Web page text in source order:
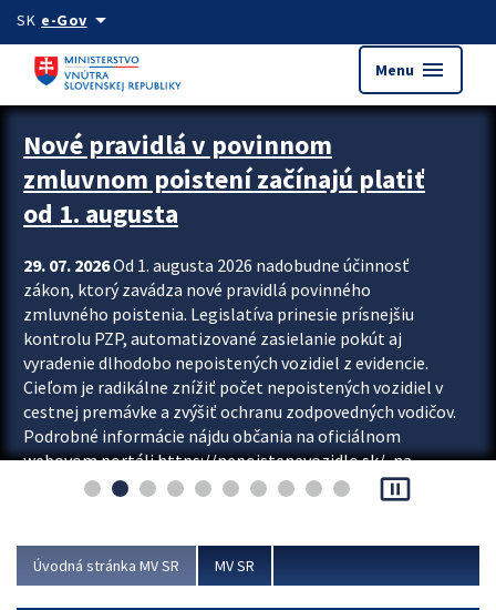
Preskocit na hlavný obsah
SK e-Govarrow_drop_down
Menu menu
Zastavit automatický posun upútavok
Nové pravidlá v povinnom
zmluvnom poistení začínajú platiť
od 1. augusta
29. 07. 2026Od 1. augusta 2026 nadobudne účinnosť
zákon, ktorý zavádza nové pravidlá povinného
zmluvného poistenia. Legislatíva prinesie prísnejšiu
kontrolu PZP, automatizované zasielanie pokút aj
vyradenie dlhodobo nepoistených vozidiel z evidencie.
Cieľom je radikálne znížiť počet nepoistených vozidiel v
cestnej premávke a zvýšiť ochranu zodpovedných vodičov.
Podrobné informácie nájdu občania na oficiálnom
webovom portáli https://nepoistenevozidlo.sk/, na
ktorom od augusta pribudne aj možnosť overiť si...
pause_presentation
Úvodná stránka MV SR MV SR